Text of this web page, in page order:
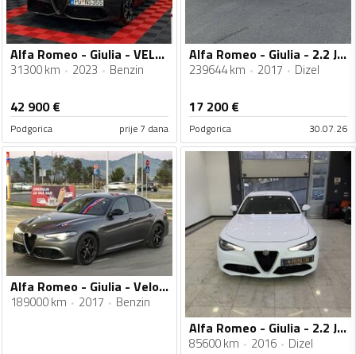
Alfa Romeo - Giulia - VELOCE 2.0
31300 km 2023 Benzin
42 900€
Podgorica prije 7 dana
Alfa Romeo - Giulia - 2.2 JTDm Automatik
239644 km 2017 Dizel
17 200€
Podgorica 30.07.26
Alfa Romeo - Giulia - Veloce 2.0 turbo benzin
189000 km 2017 Benzin
Alfa Romeo - Giulia - 2.2 JTDM
85600 km 2016 Dizel